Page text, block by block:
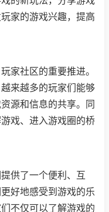
家的游戏兴趣，提高
家社区的重要推进。
来越多的玩家们能够
源和信息的共享。同
戏、进入游戏圈的桥
供了一个便利、互
好地感受到游戏的乐
不仅可以了解游戏的